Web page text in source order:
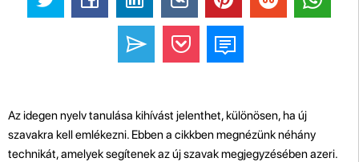
Az idegen nyelv tanulása kihívást jelenthet, különösen, ha új
szavakra kell emlékezni. Ebben a cikkben megnézünk néhány
technikát, amelyek segítenek az új szavak megjegyzésében azeri.